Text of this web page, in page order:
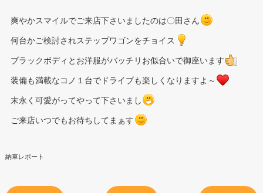
爽やかスマイルでご来店下さいましたのは〇田さん
何台かご検討されステップワゴンをチョイス
ブラックボディとお洋服がバッチリお似合いで御座います
装備も満載なコノ１台でドライブも楽しくなりますよ～
末永く可愛がってやって下さいまし
ご来店いつでもお待ちしてまぁす
納車レポート